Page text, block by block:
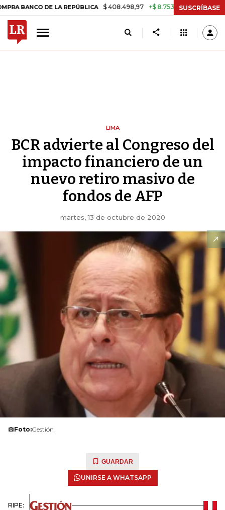
DE LA REPÚBLICA $ 408.498,97 +$ 8.753,81 +2,19% TASA DE
SUSCRÍBASE
LIMA
BCR advierte al Congreso del
impacto financiero de un
nuevo retiro masivo de
fondos de AFP
martes, 13 de octubre de 2020
Foto:Gestión
GUARDAR
UNIRSE A WHATSAPP
RIPE: